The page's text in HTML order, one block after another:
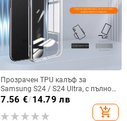
Прозрачен TPU калъф за
Samsung S24 / S24 Ultra, с пълно
покритие и защита на камерата
7.56 €/14.79 лв
add_shopping_cart